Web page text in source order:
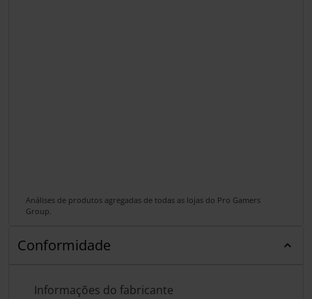
Análises de produtos agregadas de todas as lojas do Pro Gamers
Group.
Conformidade
Informações do fabricante